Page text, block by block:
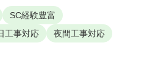
SC経験豊富
工事対応
夜間工事対応